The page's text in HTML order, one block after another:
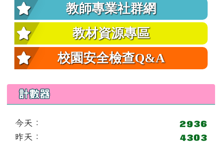
教師專業社群網
教材資源專區
校園安全檢查Q&A
計數器
今天：
昨天：